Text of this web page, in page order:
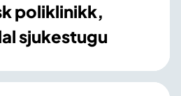
poliklinikk,
sjukestugu